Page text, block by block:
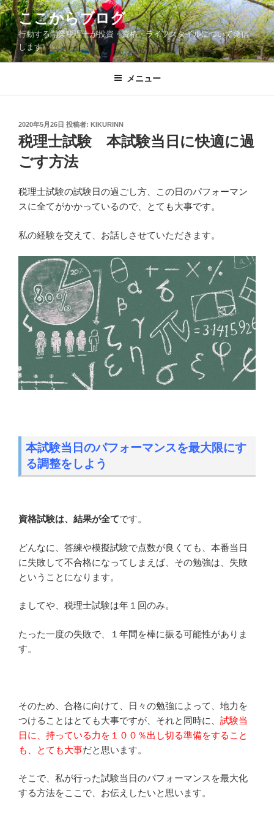
コ
ン
テ
ン
ツ
ここからブログ
行動する開業税理士が投資・資格・ライフスタイルについて発信
します
メニュー
投
稿
日:
2020年5月26日 投稿者: KIKURINN
税理士試験 本試験当日に快適に過
ごす方法
税理士試験の試験日の過ごし方、この日のパフォーマン
スに全てがかかっているので、とても大事です。
私の経験を交えて、お話しさせていただきます。
本試験当日のパフォーマンスを最大限にす
る調整をしよう
資格試験は、結果が全てです。
どんなに、答練や模擬試験で点数が良くても、本番当日
に失敗して不合格になってしまえば、その勉強は、失敗
ということになります。
ましてや、税理士試験は年１回のみ。
たった一度の失敗で、１年間を棒に振る可能性がありま
す。
そのため、合格に向けて、日々の勉強によって、地力を
つけることはとても大事ですが、それと同時に、 試験当
日に、持っている力を１００％出し切る準備をすること
も、とても大事だと思います。
そこで、私が行った試験当日のパフォーマンスを最大化
する方法をここで、お伝えしたいと思います。